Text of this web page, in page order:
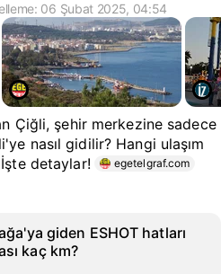
06 Şubat 2025, 04:54
Çiğli, şehir merkezine sadece
nasıl gidilir? Hangi ulaşım
detaylar!
egetelgraf.com
giden ESHOT hatları
kaç km?